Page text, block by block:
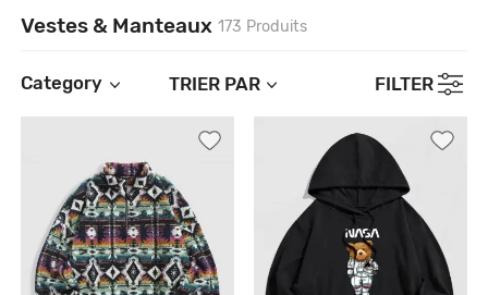
Vestes & Manteaux 173 Produits
Category TRIER PAR FILTER